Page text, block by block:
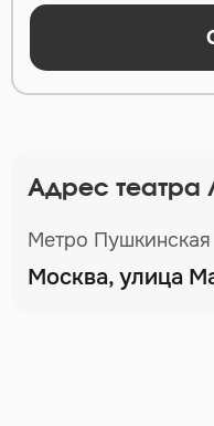
Адрес театра
Метро Пушкинская
Москва, улица